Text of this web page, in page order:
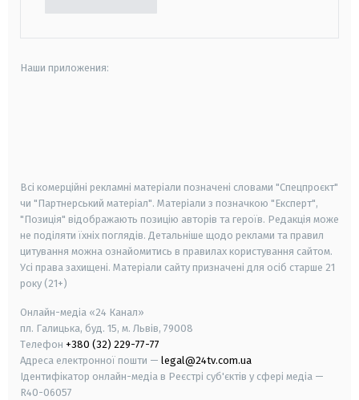
Наши приложения:
Всі комерційні рекламні матеріали позначені словами "Спецпроєкт"
чи "Партнерський матеріал". Матеріали з позначкою "Експерт",
"Позиція" відображають позицію авторів та героїв. Редакція може
не поділяти їхніх поглядів. Детальніше щодо реклами та правил
цитування можна ознайомитись в правилах користування сайтом.
Усі права захищені. Матеріали сайту призначені для осіб старше 21
року (21+)
Онлайн-медіа «24 Канал»
пл. Галицька, буд. 15, м. Львів, 79008
Телефон +380 (32) 229-77-77
Адреса електронної пошти — legal@24tv.com.ua
Ідентифікатор онлайн-медіа в Реєстрі суб'єктів у сфері медіа —
R40-06057